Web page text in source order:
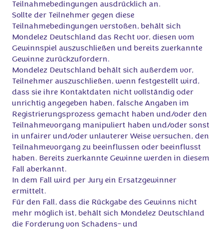
Teilnahmebedingungen ausdrücklich an.
Sollte der Teilnehmer gegen diese
Teilnahmebedingungen verstoßen, behält sich
Mondelez Deutschland das Recht vor, diesen vom
Gewinnspiel auszuschließen und bereits zuerkannte
Gewinne zurückzufordern.
Mondelez Deutschland behält sich außerdem vor,
Teilnehmer auszuschließen, wenn festgestellt wird,
dass sie ihre Kontaktdaten nicht vollständig oder
unrichtig angegeben haben, falsche Angaben im
Registrierungsprozess gemacht haben und/oder den
Teilnahmevorgang manipuliert haben und/oder sonst
in unfairer und/oder unlauterer Weise versuchen, den
Teilnahmevorgang zu beeinflussen oder beeinflusst
haben. Bereits zuerkannte Gewinne werden in diesem
Fall aberkannt.
In dem Fall wird per Jury ein Ersatzgewinner
ermittelt.
Für den Fall, dass die Rückgabe des Gewinns nicht
mehr möglich ist, behält sich Mondelez Deutschland
die Forderung von Schadens- und